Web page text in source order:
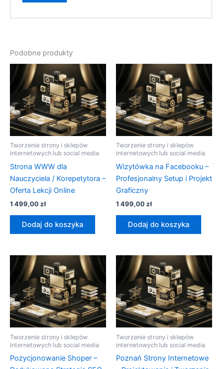
Podobne produkty
Tworzenie strony i sklepów
internetowych lub social media
Strona WWW dla
Nauczyciela / Korepetytora –
Oferta Lekcji Online
1 499,00zł
Dodaj do koszyka
Tworzenie strony i sklepów
internetowych lub social media
Wizytówka na Facebooku –
Profesjonalny Setup i Projekt
Graficzny
1 499,00zł
Dodaj do koszyka
Tworzenie strony i sklepów
internetowych lub social media
Pozycjonowanie Shoper –
Tworzenie strony i sklepów
internetowych lub social media
Poznań Strony Internetowe